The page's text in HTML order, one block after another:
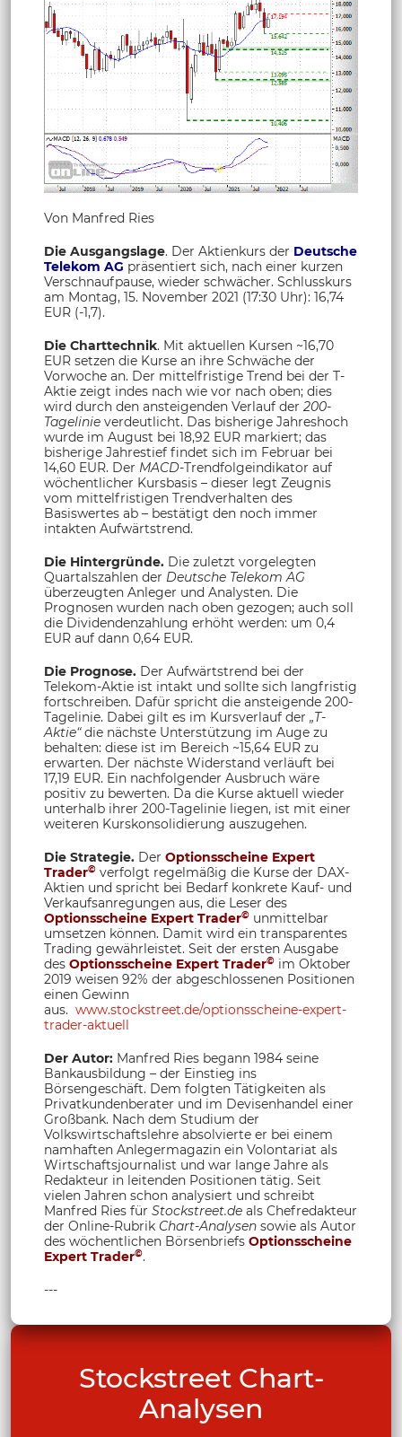
Von Manfred Ries
Die Ausgangslage. Der Aktienkurs der Deutsche
Telekom AG präsentiert sich, nach einer kurzen
Verschnaufpause, wieder schwächer. Schlusskurs
am Montag, 15. November 2021 (17:30 Uhr): 16,74
EUR (-1,7).
Die Charttechnik. Mit aktuellen Kursen ~16,70
EUR setzen die Kurse an ihre Schwäche der
Vorwoche an. Der mittelfristige Trend bei der T-
Aktie zeigt indes nach wie vor nach oben; dies
wird durch den ansteigenden Verlauf der 200-
Tagelinie verdeutlicht. Das bisherige Jahreshoch
wurde im August bei 18,92 EUR markiert; das
bisherige Jahrestief findet sich im Februar bei
14,60 EUR. Der MACD-Trendfolgeindikator auf
wöchentlicher Kursbasis – dieser legt Zeugnis
vom mittelfristigen Trendverhalten des
Basiswertes ab – bestätigt den noch immer
intakten Aufwärtstrend.
Die Hintergründe. Die zuletzt vorgelegten
Quartalszahlen der Deutsche Telekom AG
überzeugten Anleger und Analysten. Die
Prognosen wurden nach oben gezogen; auch soll
die Dividendenzahlung erhöht werden: um 0,4
EUR auf dann 0,64 EUR.
Die Prognose. Der Aufwärtstrend bei der
Telekom-Aktie ist intakt und sollte sich langfristig
fortschreiben. Dafür spricht die ansteigende 200-
Tagelinie. Dabei gilt es im Kursverlauf der „T-
Aktie“die nächste Unterstützung im Auge zu
behalten: diese ist im Bereich ~15,64 EUR zu
erwarten. Der nächste Widerstand verläuft bei
17,19 EUR. Ein nachfolgender Ausbruch wäre
positiv zu bewerten. Da die Kurse aktuell wieder
unterhalb ihrer 200-Tagelinie liegen, ist mit einer
weiteren Kurskonsolidierung auszugehen.
Die Strategie. Der Optionsscheine Expert
Trader© verfolgt regelmäßig die Kurse der DAX-
Aktien und spricht bei Bedarf konkrete Kauf- und
Verkaufsanregungen aus, die Leser des
Optionsscheine Expert Trader© unmittelbar
umsetzen können. Damit wird ein transparentes
Trading gewährleistet. Seit der ersten Ausgabe
des Optionsscheine Expert Trader© im Oktober
2019 weisen 92% der abgeschlossenen Positionen
einen Gewinn
aus. www.stockstreet.de/optionsscheine-expert-
trader-aktuell
Der Autor: Manfred Ries begann 1984 seine
Bankausbildung – der Einstieg ins
Börsengeschäft. Dem folgten Tätigkeiten als
Privatkundenberater und im Devisenhandel einer
Großbank. Nach dem Studium der
Volkswirtschaftslehre absolvierte er bei einem
namhaften Anlegermagazin ein Volontariat als
Wirtschaftsjournalist und war lange Jahre als
Redakteur in leitenden Positionen tätig. Seit
vielen Jahren schon analysiert und schreibt
Manfred Ries für Stockstreet.de als Chefredakteur
der Online-Rubrik Chart-Analysen sowie als Autor
des wöchentlichen Börsenbriefs Optionsscheine
Expert Trader©.
---
Stockstreet Chart-
Analysen